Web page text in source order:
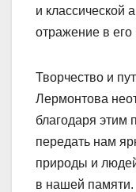
и классической
отражение в его
Творчество и
Лермонтова
благодаря этим
передать нам
природы и
в нашей памяти.